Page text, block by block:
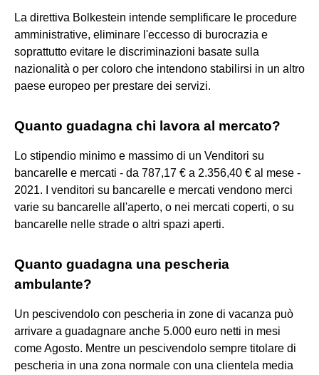
La direttiva Bolkestein intende semplificare le procedure
amministrative, eliminare l'eccesso di burocrazia e
soprattutto evitare le discriminazioni basate sulla
nazionalità o per coloro che intendono stabilirsi in un altro
paese europeo per prestare dei servizi.
Quanto guadagna chi lavora al mercato?
Lo stipendio minimo e massimo di un Venditori su
bancarelle e mercati - da 787,17 € a 2.356,40 € al mese -
2021. I venditori su bancarelle e mercati vendono merci
varie su bancarelle all'aperto, o nei mercati coperti, o su
bancarelle nelle strade o altri spazi aperti.
Quanto guadagna una pescheria
ambulante?
Un pescivendolo con pescheria in zone di vacanza può
arrivare a guadagnare anche 5.000 euro netti in mesi
come Agosto. Mentre un pescivendolo sempre titolare di
pescheria in una zona normale con una clientela media